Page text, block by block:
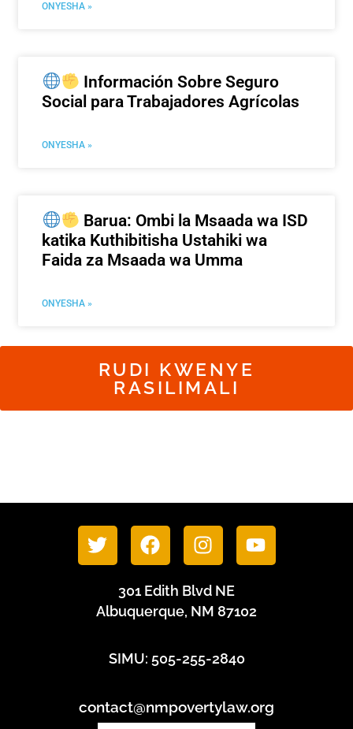
ONYESHA »
Información Sobre Seguro
Social para Trabajadores Agrícolas
ONYESHA »
Barua: Ombi la Msaada wa ISD
katika Kuthibitisha Ustahiki wa
Faida za Msaada wa Umma
ONYESHA »
RUDI KWENYE
RASILIMALI
301 Edith Blvd NE
Albuquerque, NM 87102
SIMU: 505-255-2840
contact@nmpovertylaw.org